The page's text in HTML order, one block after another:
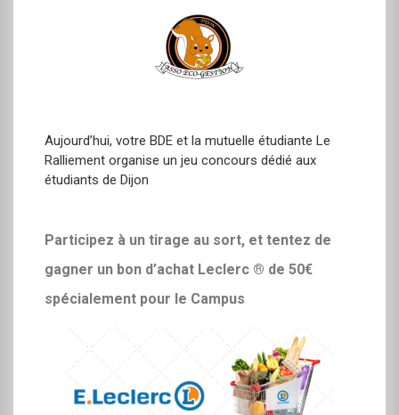
Aujourd’hui, votre BDE et la mutuelle étudiante Le
Ralliement organise un jeu concours dédié aux
étudiants de Dijon
Participez à un tirage au sort, et tentez de
gagner un bon d’achat Leclerc ® de 50€
spécialement pour le Campus